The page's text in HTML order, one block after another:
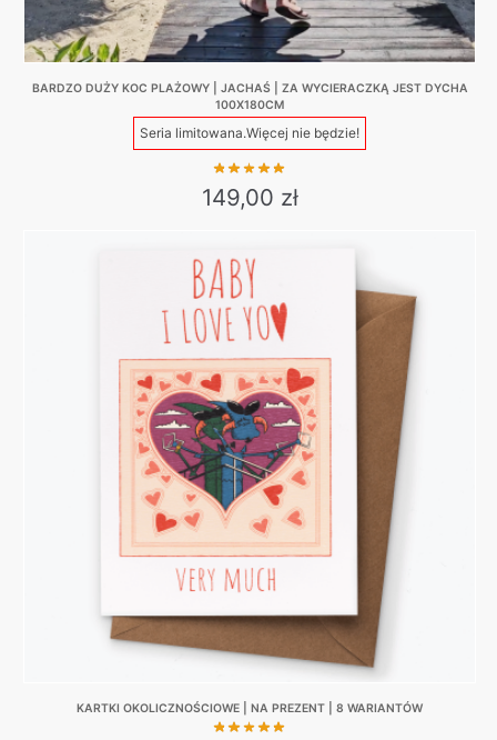
BARDZO DUŻY KOC PLAŻOWY | JACHAŚ | ZA WYCIERACZKĄ JEST DYCHA
100X180CM
Seria limitowana.Więcej nie będzie!
149,00 zł
KARTKI OKOLICZNOŚCIOWE | NA PREZENT | 8 WARIANTÓW